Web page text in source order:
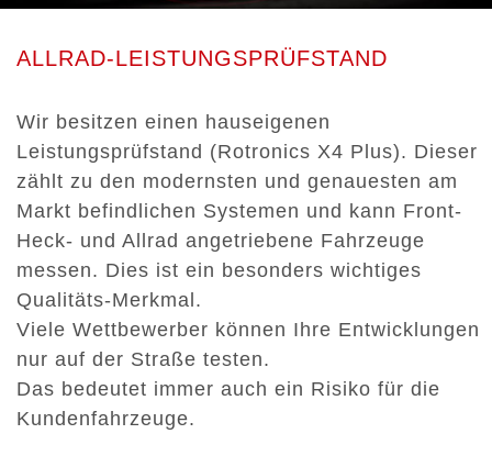
ALLRAD-LEISTUNGSPRÜFSTAND
Wir besitzen einen hauseigenen
Leistungsprüfstand (Rotronics X4 Plus). Dieser
zählt zu den modernsten und genauesten am
Markt befindlichen Systemen und kann Front-
Heck- und Allrad angetriebene Fahrzeuge
messen. Dies ist ein besonders wichtiges
Qualitäts-Merkmal.
Viele Wettbewerber können Ihre Entwicklungen
nur auf der Straße testen.
Das bedeutet immer auch ein Risiko für die
Kundenfahrzeuge.